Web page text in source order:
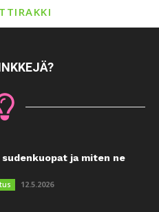
ja miten ne
12.5.2026